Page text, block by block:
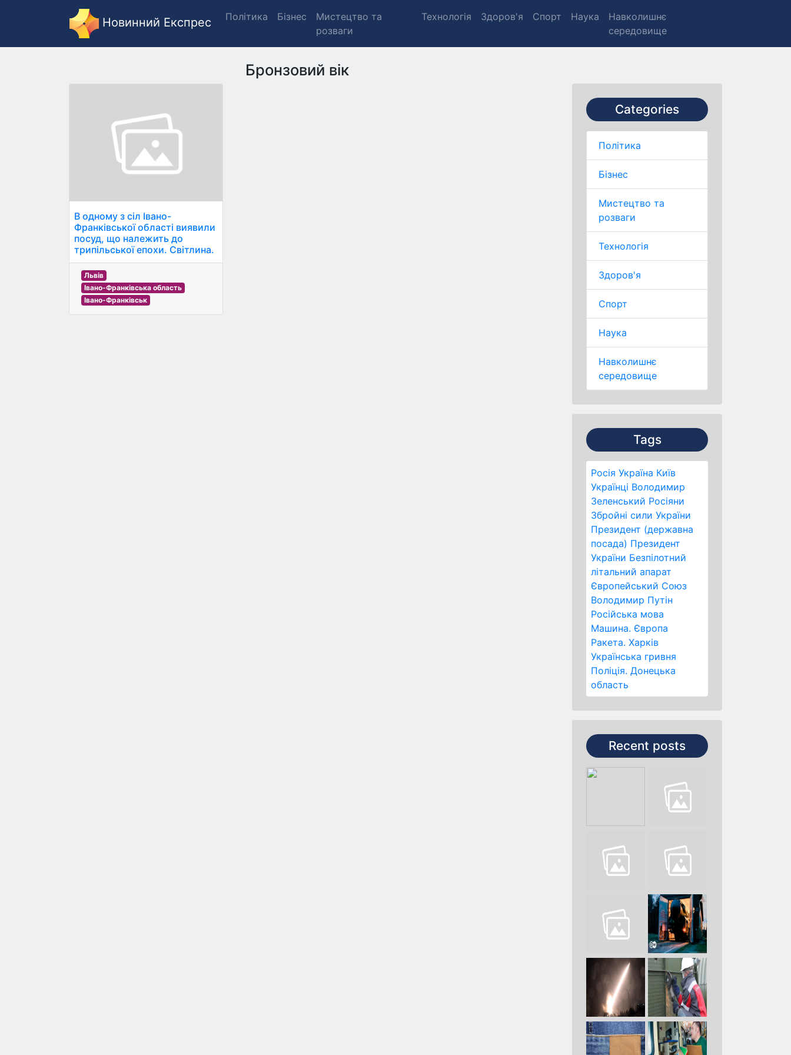
Новинний Експрес Політика Бізнес
Мистецтво та
розваги
Технологія Здоров'я Спорт Наука
Навколишнє
середовище
Бронзовий вік
Categories
Політика
Бізнес
Мистецтво та
розваги
Технологія
Здоров'я
Спорт
Наука
Навколишнє
середовище
Tags
Росія Україна Київ
Українці Володимир
Зеленський Росіяни
Збройні сили України
Президент (державна
посада) Президент
України Безпілотний
літальний апарат
Європейський Союз
Володимир Путін
Російська мова
Машина. Європа
Ракета. Харків
Українська гривня
Поліція. Донецька
область
Recent posts
В одному з сіл Івано-
Франківської області виявили
посуд, що належить до
трипільської епохи. Світлина.
Львів
Івано-Франківська область
Івано-Франківськ